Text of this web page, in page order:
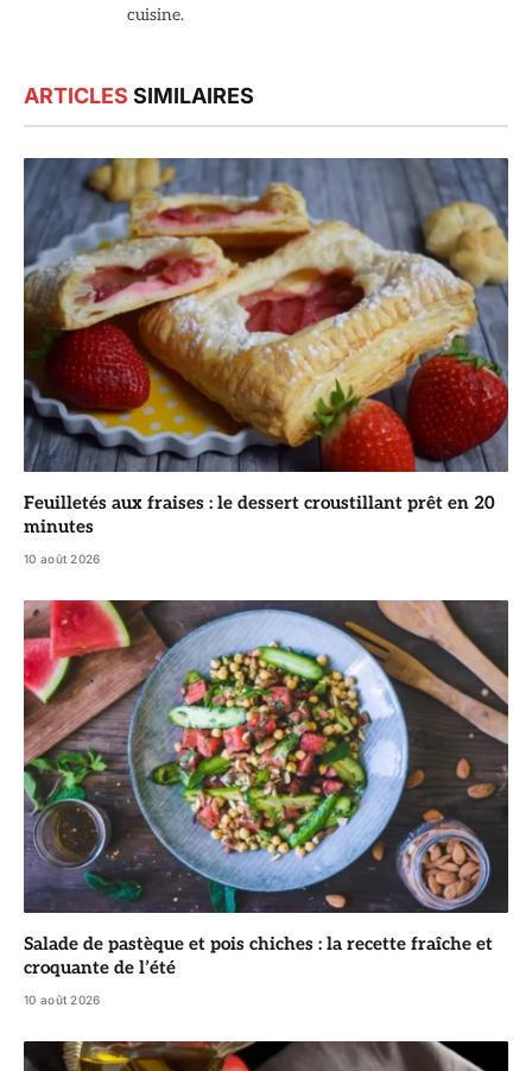
cuisine.
ARTICLES SIMILAIRES
Feuilletés aux fraises : le dessert croustillant prêt en 20
minutes
10 août 2026
Salade de pastèque et pois chiches : la recette fraîche et
croquante de l’été
10 août 2026